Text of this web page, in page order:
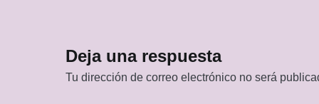
entradas
Deja una respuesta
Tu dirección de correo electrónico no será